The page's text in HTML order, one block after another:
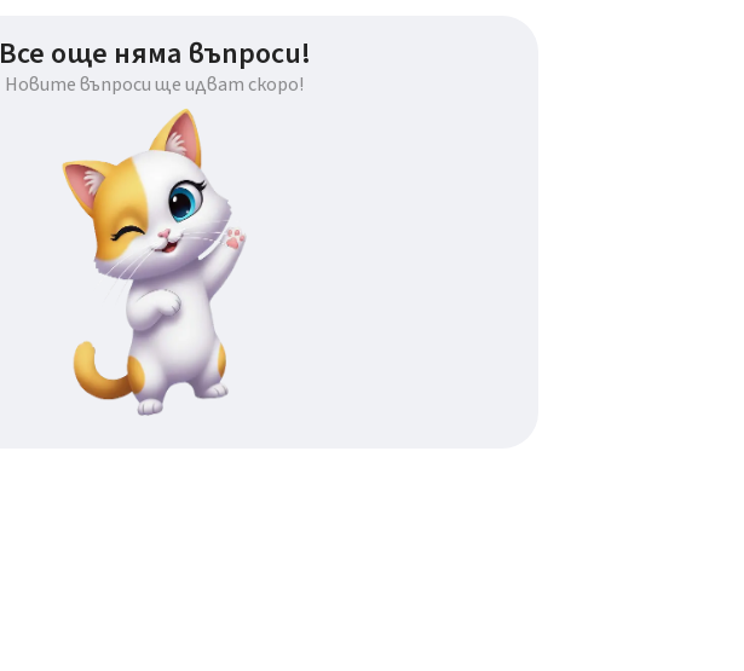
Все още няма въпроси!
Новите въпроси ще идват скоро!